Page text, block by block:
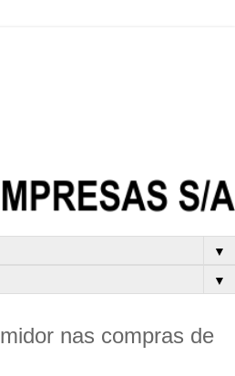
▼
▼
nas compras de